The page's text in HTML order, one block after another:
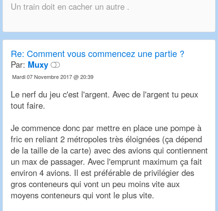
Un train doit en cacher un autre .
Re: Comment vous commencez une partie ?
Par: Muxy
Mardi 07 Novembre 2017 @ 20:39
Le nerf du jeu c'est l'argent. Avec de l'argent tu peux
tout faire.
Je commence donc par mettre en place une pompe à
fric en reliant 2 métropoles très éloignées (ça dépend
de la taille de la carte) avec des avions qui contiennent
un max de passager. Avec l'emprunt maximum ça fait
environ 4 avions. Il est préférable de privilégier des
gros conteneurs qui vont un peu moins vite aux
moyens conteneurs qui vont le plus vite.